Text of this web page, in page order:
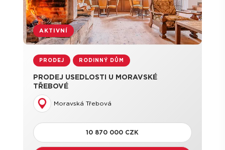
AKTIVNÍ
PRODEJ RODINNÝ DŮM
PRODEJ USEDLOSTI U MORAVSKÉ
TŘEBOVÉ
Moravská Třebová
10 870 000 CZK